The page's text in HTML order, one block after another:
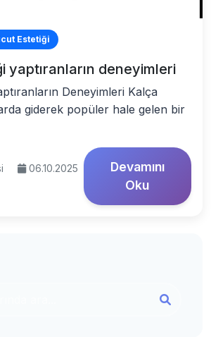
Estetiği
yaptıranların deneyimleri
Deneyimleri Kalça
giderek popüler hale gelen bir
06.10.2025
Devamını
Oku